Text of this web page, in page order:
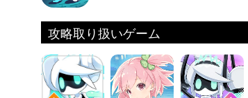
攻略取り扱いゲーム